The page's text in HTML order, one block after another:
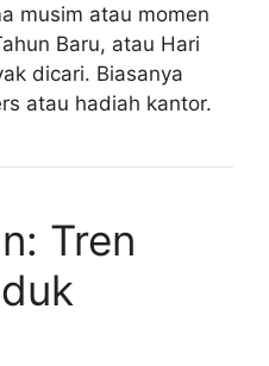
musim atau momen
Baru, atau Hari
dicari. Biasanya
atau hadiah kantor.
Tren